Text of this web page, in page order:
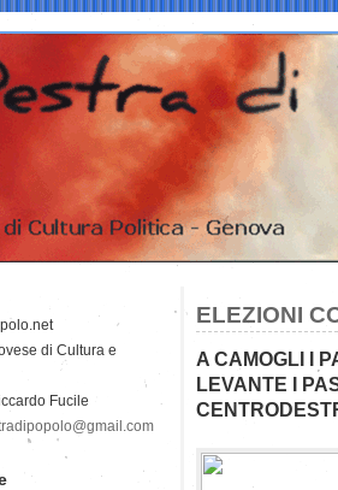
ELEZIONI
A CAMOGLI I
LEVANTE I
di Cultura e
Fucile